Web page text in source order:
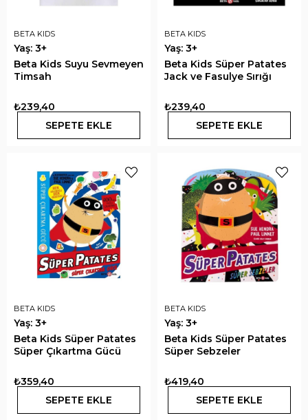
BETA KIDS
Yaş: 3+
Beta Kids Suyu Sevmeyen
Timsah
₺239,40
SEPETE EKLE
BETA KIDS
Yaş: 3+
Beta Kids Süper Patates
Jack ve Fasulye Sırığı
₺239,40
SEPETE EKLE
BETA KIDS
Yaş: 3+
Beta Kids Süper Patates
Süper Çıkartma Gücü
₺359,40
SEPETE EKLE
BETA KIDS
Yaş: 3+
Beta Kids Süper Patates
Süper Sebzeler
₺419,40
SEPETE EKLE